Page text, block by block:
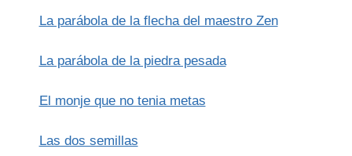
La parábola de la flecha del maestro Zen
La parábola de la piedra pesada
El monje que no tenia metas
Las dos semillas